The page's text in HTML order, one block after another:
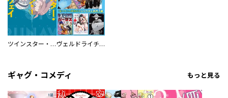
ツインスター・サイクロン・ランナウェイ ヴェルドライチオシ聖典パック 『転スラ』ミニ画集付き シリウス人気作３選
ギャグ・コメディ もっと見る